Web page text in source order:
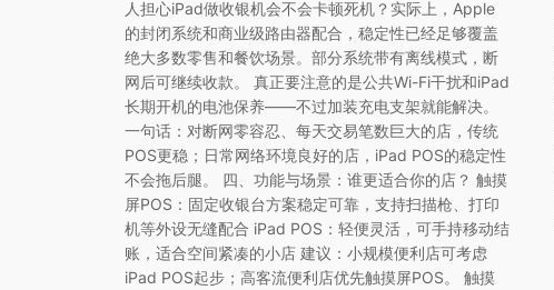
人担心iPad做收银机会不会卡顿死机？实际上，Apple
的封闭系统和商业级路由器配合，稳定性已经足够覆盖
绝大多数零售和餐饮场景。部分系统带有离线模式，断
网后可继续收款。 真正要注意的是公共Wi-Fi干扰和iPad
长期开机的电池保养——不过加装充电支架就能解决。
一句话：对断网零容忍、每天交易笔数巨大的店，传统
POS更稳；日常网络环境良好的店，iPad POS的稳定性
不会拖后腿。 四、功能与场景：谁更适合你的店？ 触摸
屏POS：固定收银台方案稳定可靠，支持扫描枪、打印
机等外设无缝配合 iPad POS：轻便灵活，可手持移动结
账，适合空间紧凑的小店 建议：小规模便利店可考虑
iPad POS起步；高客流便利店优先触摸屏POS。 触摸